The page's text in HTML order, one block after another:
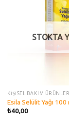
STOKTA
KİŞİSEL BAKIM
Esila Selülit Yağı 100
₺40,00